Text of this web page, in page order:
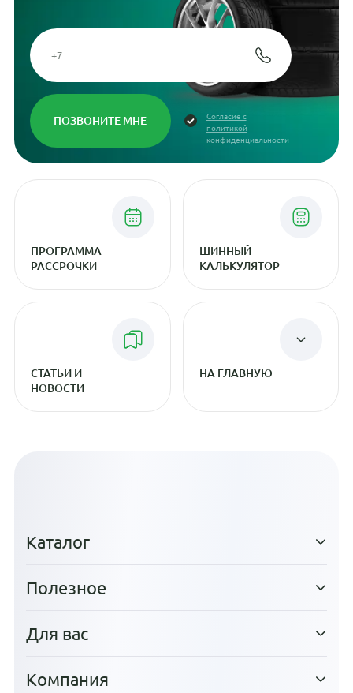
Согласие с
политикой
конфиденциальности
ПРОГРАММА
РАССРОЧКИ
ШИННЫЙ
КАЛЬКУЛЯТОР
СТАТЬИ И
НОВОСТИ
НА ГЛАВНУЮ
Каталог
Полезное
Для вас
Компания